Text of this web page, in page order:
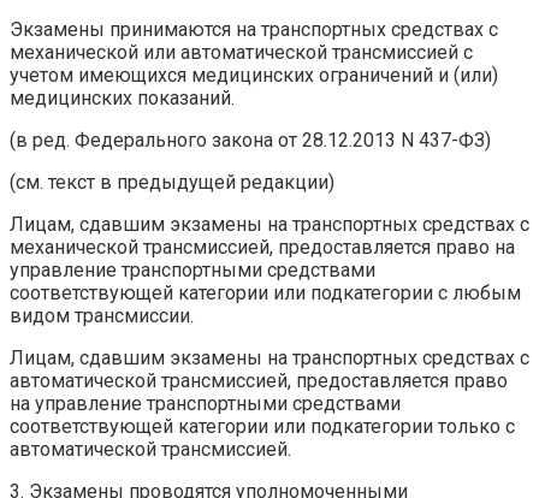
Экзамены принимаются на транспортных средствах с
механической или автоматической трансмиссией с
учетом имеющихся медицинских ограничений и (или)
медицинских показаний.
(в ред. Федерального закона от 28.12.2013 N 437-ФЗ)
(см. текст в предыдущей редакции)
Лицам, сдавшим экзамены на транспортных средствах с
механической трансмиссией, предоставляется право на
управление транспортными средствами
соответствующей категории или подкатегории с любым
видом трансмиссии.
Лицам, сдавшим экзамены на транспортных средствах с
автоматической трансмиссией, предоставляется право
на управление транспортными средствами
соответствующей категории или подкатегории только с
автоматической трансмиссией.
3. Экзамены проводятся уполномоченными